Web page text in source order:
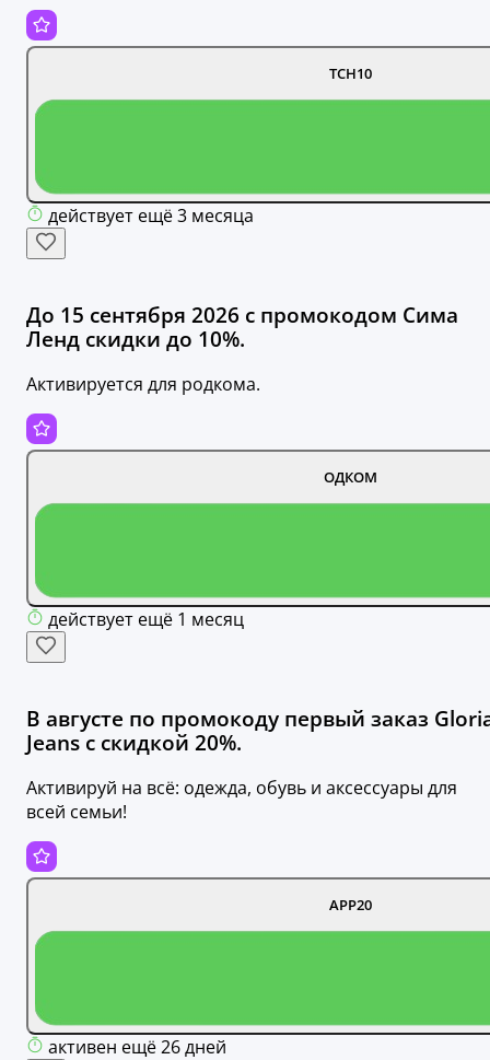
TCH10
действует ещё 3 месяца
До 15 сентября 2026 с промокодом Сима
Ленд скидки до 10%.
Активируется для родкома.
ОДКОМ
действует ещё 1 месяц
В августе по промокоду первый заказ
Jeans с скидкой 20%.
Активируй на всё: одежда, обувь и аксессуары для
всей семьи!
APP20
активен ещё 26 дней